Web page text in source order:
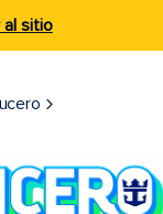
al sitio